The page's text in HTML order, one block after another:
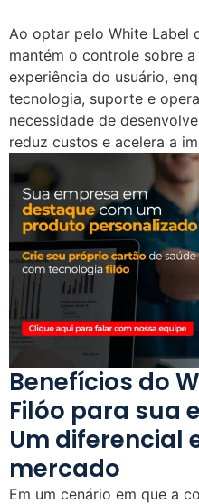
Ao optar pelo White Label
mantém o controle sobre
experiência do usuário,
tecnologia, suporte e
necessidade de
reduz custos e acelera a
Benefícios do
Filóo para sua
Um diferencial
mercado
Em um cenário em que a